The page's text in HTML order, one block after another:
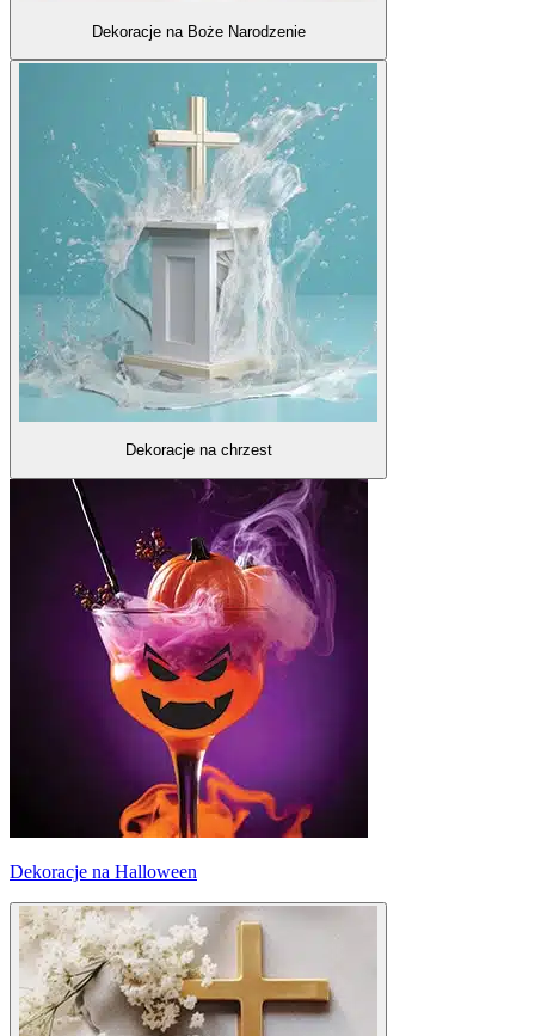
Dekoracje na Boże Narodzenie
Dekoracje na chrzest
Dekoracje na Halloween